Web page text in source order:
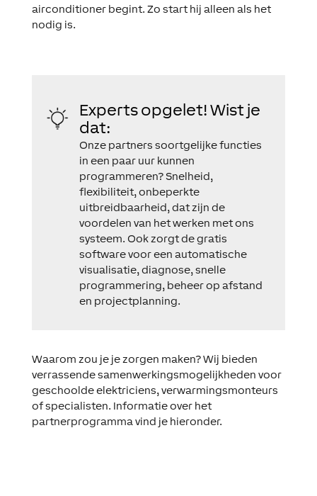
airconditioner begint. Zo start hij alleen als het
nodig is.
Experts opgelet! Wist je
dat:
Onze partners soortgelijke functies
in een paar uur kunnen
programmeren? Snelheid,
flexibiliteit, onbeperkte
uitbreidbaarheid, dat zijn de
voordelen van het werken met ons
systeem. Ook zorgt de gratis
software voor een automatische
visualisatie, diagnose, snelle
programmering, beheer op afstand
en projectplanning.
Waarom zou je je zorgen maken? Wij bieden
verrassende samenwerkingsmogelijkheden voor
geschoolde elektriciens, verwarmingsmonteurs
of specialisten. Informatie over het
partnerprogramma vind je hieronder.